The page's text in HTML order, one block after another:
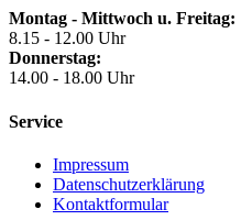
Montag - Mittwoch u. Freitag:
8.15 - 12.00 Uhr
Donnerstag:
14.00 - 18.00 Uhr
Service
Impressum
Datenschutzerklärung
Kontaktformular